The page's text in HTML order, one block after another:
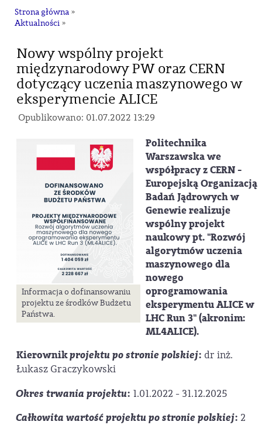
Strona główna »
Aktualności »
Nowy wspólny projekt
międzynarodowy PW oraz CERN
dotyczący uczenia maszynowego w
eksperymencie ALICE
Opublikowano: 01.07.2022 13:29
Informacja o dofinansowaniu
projektu ze środków Budżetu
Państwa.
Politechnika
Warszawska we
współpracy z CERN -
Europejską Organizacją
Badań Jądrowych w
Genewie realizuje
wspólny projekt
naukowy pt. "Rozwój
algorytmów uczenia
maszynowego dla
nowego
oprogramowania
eksperymentu ALICE w
LHC Run 3" (akronim:
ML4ALICE).
Kierownikprojektu po stronie polskiej: dr inż.
Łukasz Graczykowski
Okres trwania projektu: 1.01.2022 - 31.12.2025
Całkowita wartość projektu po stronie polskiej: 2